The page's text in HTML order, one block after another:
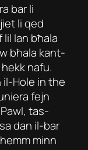
bar li
li qed
Ian bħala
bħala kant-
nafu.
Hole in the
fejn
Pawl, tas-
dan il-bar
minn